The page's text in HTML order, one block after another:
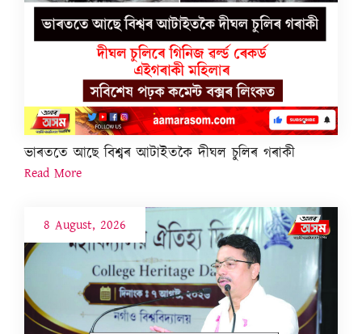
ভাৰততে আছে বিশ্বৰ আটাইতকৈ দীঘল চুলিৰ গৰাকী
Read More
8 August, 2026